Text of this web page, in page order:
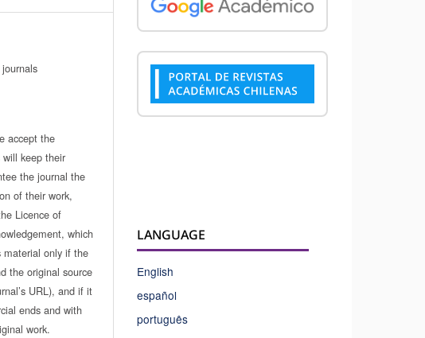
accept the
keep their
the journal the
of their work,
Licence of
which
only if the
the original source
URL), and if it
ends and with
work.
LANGUAGE
English
español
português